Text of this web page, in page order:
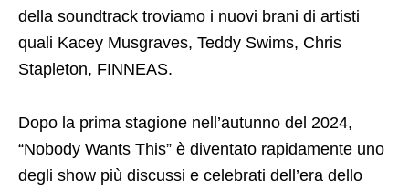
della soundtrack troviamo i nuovi brani di artisti
quali Kacey Musgraves, Teddy Swims, Chris
Stapleton, FINNEAS.
Dopo la prima stagione nell’autunno del 2024,
“Nobody Wants This” è diventato rapidamente uno
degli show più discussi e celebrati dell’era dello